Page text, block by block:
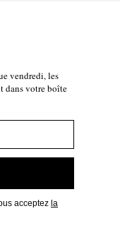
vendredi, les
dans votre boîte
acceptez la